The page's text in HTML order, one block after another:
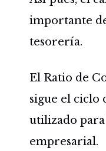
importante
tesorería.
El Ratio de
sigue el ciclo
utilizado
empresarial.